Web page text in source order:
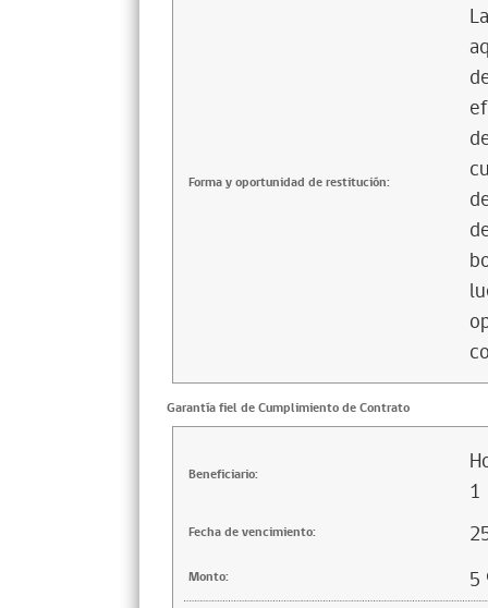
Forma y oportunidad de restitución:
Garantía fiel de Cumplimiento de Contrato
Beneficiario:
1
Fecha de vencimiento:
Monto: 5